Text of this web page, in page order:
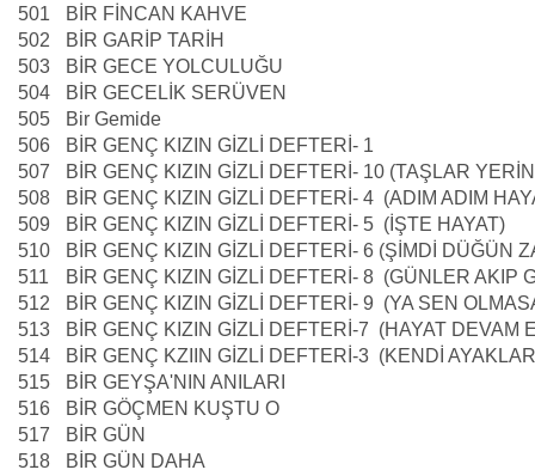
501
BİR FİNCAN KAHVE
502
BİR GARİP TARİH
503
BİR GECE YOLCULUĞU
504
BİR GECELİK SERÜVEN
505
Bir Gemide
506
BİR GENÇ KIZIN GİZLİ DEFTERİ- 1
507
BİR GENÇ KIZIN GİZLİ DEFTERİ- 10 (TAŞLAR
508
BİR GENÇ KIZIN GİZLİ DEFTERİ- 4 (ADIM ADIM
509
BİR GENÇ KIZIN GİZLİ DEFTERİ- 5 (İŞTE HAYAT)
510
BİR GENÇ KIZIN GİZLİ DEFTERİ- 6 (ŞİMDİ DÜĞÜN
511
BİR GENÇ KIZIN GİZLİ DEFTERİ- 8 (GÜNLER AKIP
512
BİR GENÇ KIZIN GİZLİ DEFTERİ- 9 (YA SEN
513
BİR GENÇ KIZIN GİZLİ DEFTERİ-7 (HAYAT DEVAM
514
BİR GENÇ KZIIN GİZLİ DEFTERİ-3 (KENDİ
515
BİR GEYŞA'NIN ANILARI
516
BİR GÖÇMEN KUŞTU O
517
BİR GÜN
518
BİR GÜN DAHA